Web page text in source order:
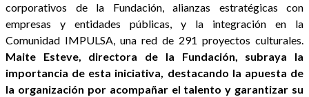
corporativos de la Fundación, alianzas estratégicas con
empresas y entidades públicas, y la integración en la
Comunidad IMPULSA, una red de 291 proyectos culturales.
Maite Esteve, directora de la Fundación, subraya la
importancia de esta iniciativa, destacando la apuesta de
la organización por acompañar el talento y garantizar su